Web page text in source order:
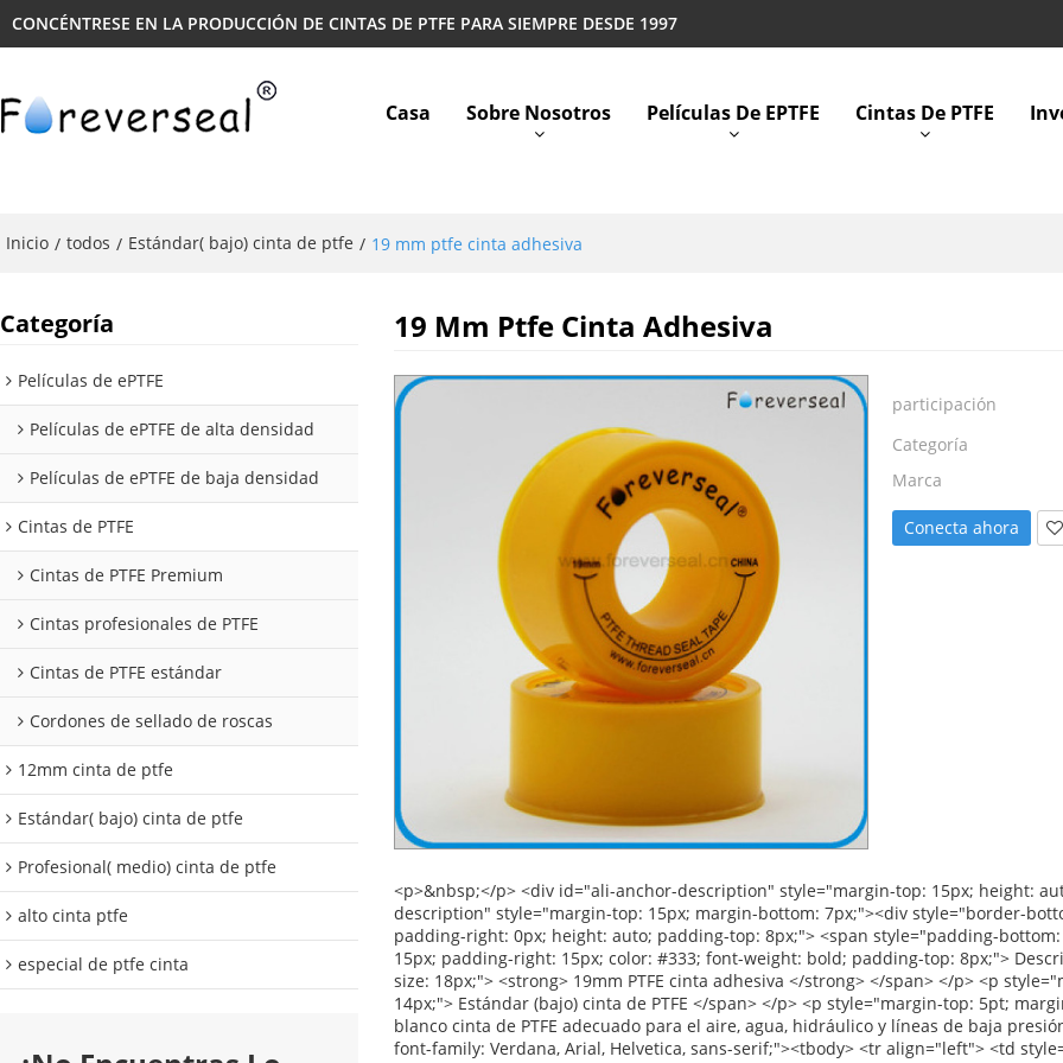
CONCÉNTRESE EN LA PRODUCCIÓN DE CINTAS DE PTFE PARA SIEMPRE DESDE 1997
Casa Sobre Nosotros Películas De EPTFE Cintas De PTFE
Inicio / todos / Estándar( bajo) cinta de ptfe / 19 mm ptfe cinta adhesiva
Categoría
Películas de ePTFE
Películas de ePTFE de alta densidad
Películas de ePTFE de baja densidad
Cintas de PTFE
Cintas de PTFE Premium
Cintas profesionales de PTFE
Cintas de PTFE estándar
Cordones de sellado de roscas
12mm cinta de ptfe
Estándar( bajo) cinta de ptfe
Profesional( medio) cinta de ptfe
alto cinta ptfe
especial de ptfe cinta
19 Mm Ptfe Cinta Adhesiva
participación
Categoría
Marca
Conecta ahora
<p>&nbsp;</p> <div id="ali-anchor-description" style="margin-top: 15px; height: auto;" data-section="description">&nbsp;</div> <div id="ali-title-description" style="margin-top: 15px; margin-bottom: 7px;"><div style="border-bottom: #ddd 1px solid; padding-bottom: 8px; padding-left: 0px; padding-right: 0px; height: auto; padding-top: 8px;"> <span style="padding-bottom: 8px; line-height: 12px; background-color: #ddd; padding-left: 15px; padding-right: 15px; color: #333; font-weight: bold; padding-top: 8px;"> Descripción del producto </span> </div></div> <p> <span style="font-size: 18px;"> <strong> 19mm PTFE cinta adhesiva </strong> </span> </p> <p style="margin-top: 5pt; margin-bottom: 5pt;"> <span style="font-size: 14px;"> Estándar (bajo) cinta de PTFE </span> </p> <p style="margin-top: 5pt; margin-bottom: 5pt;"> <span style="font-size: 14px;"> Estándar Grado blanco cinta de PTFE adecuado para el aire, agua, hidráulico y líneas de baja presión. </span> </p> <table class="aliDataTable" style="width: 426.1pt; font-family: Verdana, Arial, Helvetica, sans-serif;"><tbody> <tr align="left"> <td style="width: 167.7pt;" rowspan="5" valign="center"><p> <strong> <span style="font-family: Arial; font-size: 12pt;"> Pliego de condiciones: </span> </strong> </p></td> <td style="width: 258.4pt;" valign="top"><p> <span style="font-family: Arial; font-size: 12pt;"> Ancho: </span> <span style="font-family: Arial; font-size: 12pt;"> 12mm 19mm 25mm </span> </p></td> </tr> <tr align="left"><td style="width: 258.4pt;" valign="top"><p> <span style="font-family: Arial; font-size: 12pt;"> Espesor: </span> <span style="font-family: Arial; font-size: 12pt;"> 0.075mm 0.1mm 0.2mm </span> </p></td></tr> <tr align="left"><td style="width: 258.4pt;" valign="top"><p> <span style="font-family: Arial; font-size: 12pt;"> Longitud: </span> <span style="font-family: Arial; font-size: 12pt;"> 8 M-50 m </span> </p></td></tr> <tr align="left"><td style="width: 258.4pt;" valign="top"><p> <span style="font-family: Arial; font-size: 12pt;"> Densidad: </span> <span style="font-family: Arial; font-size: 12pt;"> 0.2g/cm3 -- 0.3g/cm3 </span> </p></td></tr> <tr align="left"><td style="width: 258.4pt;" valign="top"><p> <span style="font-family: Arial; font-size: 12pt;"> De acuerdo a las peticiones del cliente </span> </p></td></tr> <tr align="left"> <td style="width: 167.7pt;" valign="top"><p> <strong> <span style="font-family: Arial; font-size: 12pt;"> Color: </span> </strong> </p></td> <td style="width: 258.4pt;" valign="top"><p> <span style="font-size: 12pt;"> Blanco </span> </p></td> </tr> <tr align="left"> <td style="width: 167.7pt;" valign="top"><p> <strong> <span style="font-family: Arial; font-size: 12pt;"> Entrega: </span> </strong> </p></td> <td style="width: 258.4pt;" valign="top"><p> <span style="font-family: Arial; font-size: 12pt;"> 30 días después de recibir pago por adelantado del 30% </span> </p></td> </tr> <tr align="left"> <td style="width: 167.7pt;" rowspan="4" valign="center"><p> <strong> <span style="font-family: Arial; font-size: 12pt;"> Detalles del embalaje: </span> </strong> </p></td> <td style="width: 258.4pt;" valign="top"><p> <span style="font-family: Arial; font-size: 12pt;"> 1.10 unids/contracción o 10 unids/caja </span> </p></td> </tr> <tr align="left"><td style="width: 258.4pt;" valign="top"><p> <span style="font-family: Arial; font-size: 12pt;"> 2. innerbox: 48 unids/caja o 100 unids/caja o 250 unids/caja </span> </p></td></tr> <tr align="left"><td style="width: 258.4pt;" valign="top"><p> <span style="font-family: Arial; font-size: 12pt;"> 3. Outer cartón: 500 unids/ctn o 1000 unids/ctn </span> </p></td></tr> <tr align="left"><td style="width: 258.4pt;" valign="top"><p> <span style="font-family: Arial; font-size: 12pt;"> De acuerdo a las peticiones del cliente </span> </p></td></tr> <tr align="left"> <td style="width: 167.7pt;" valign="top"><p> <strong> <span style="font-family: Arial; font-size: 12pt;"> Puerto:: </span> </strong> </p></td> <td style="width: 258.4pt;" valign="top"><p> <span style="font-size: 12pt;"> Shanghai/ningbo </span> </p></td> </tr> </tbody></table> <p>&nbsp;</p> <p>&nbsp;</p> <p>&nbsp;<img src="http://i03.i.aliimg.com/simg/single/icon/placeholder_100x100.png" data-src="http://g04.s.alicdn.com/kf/HT1qAuCFF4hXXagOFbXH/200307087/HT1qAuCFF4hXXagOFbXH.jpg" data-alt="19 mm ptfe cinta adhesiva" width="600" height="600" ori-width="600" ori-height="600" /> <noscript><img src="http://g04.s.alicdn.com/kf/HT1qAuCFF4hXXagOFbXH/200307087/HT1qAuCFF4hXXagOFbXH.jpg" alt="19 mm ptfe cinta adhesiva" width="600" height="600" ori-width="600" ori-height="600"></noscript> </p> <p>&nbsp;</p> <p><img src="http://i03.i.aliimg.com/simg/single/icon/placeholder_100x100.png" data-src="http://g03.s.alicdn.com/kf/HT1tG.hFudhXXagOFbX9/200307087/HT1tG.hFudhXXagOFbX9.jpg" data-alt="19 mm ptfe cinta adhesiva" width="600" height="600" ori-width="600" ori-height="600" /> <noscript><img src="http://g03.s.alicdn.com/kf/HT1tG.hFudhXXagOFbX9/200307087/HT1tG.hFudhXXagOFbX9.jpg" alt="19 mm ptfe cinta adhesiva" width="600" height="600" ori-width="600" ori-height="600"></noscript> </p> <p>&nbsp;</p> <p><img src="http://i03.i.aliimg.com/simg/single/icon/placeholder_100x100.png" data-src="http://g04.s.alicdn.com/kf/HT1EBMNFD8gXXagOFbXF/200307087/HT1EBMNFD8gXXagOFbXF.jpg" data-alt="19 mm ptfe cinta adhesiva" width="600" height="600" ori-width="600" ori-height="600" /> <noscript><img src="http://g04.s.alicdn.com/kf/HT1EBMNFD8gXXagOFbXF/200307087/